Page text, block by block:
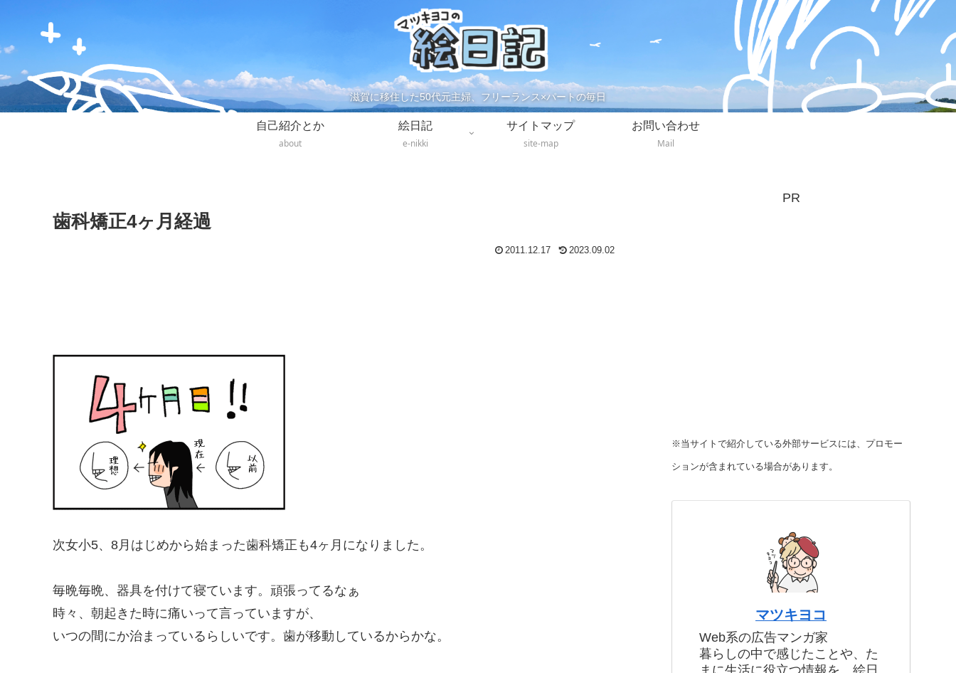
滋賀に移住した50代元主婦、フリーランス×パートの毎日
自己紹介とか
about
絵日記
e-nikki
サイトマップ
site-map
お問い合わせ
Mail
歯科矯正4ヶ月経過
2011.12.17 2023.09.02
次女小5、8月はじめから始まった歯科矯正も4ヶ月になりました。
毎晩毎晩、器具を付けて寝ています。頑張ってるなぁ
時々、朝起きた時に痛いって言っていますが、
いつの間にか治まっているらしいです。歯が移動しているからかな。
PR
※当サイトで紹介している外部サービスには、プロモー
ションが含まれている場合があります。
マツキヨコ
Web系の広告マンガ家
暮らしの中で感じたことや、た